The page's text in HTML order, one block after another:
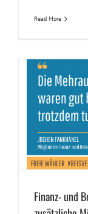
Read More
Finanz- und